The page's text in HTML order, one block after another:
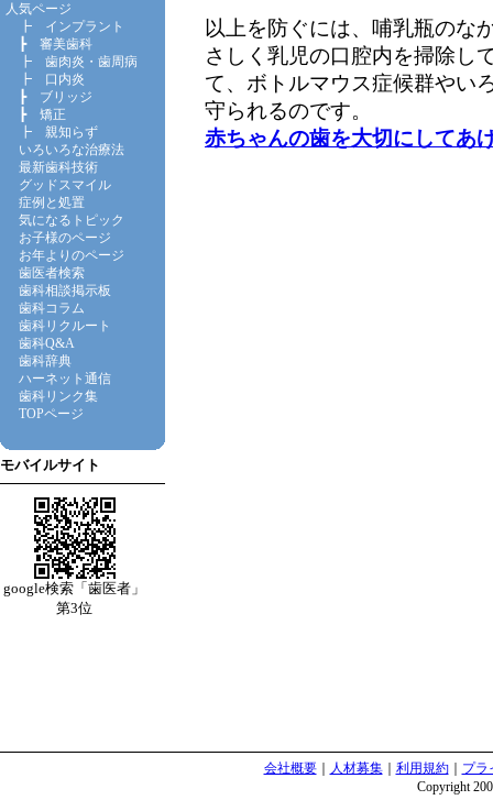
人気ページ
┣ インプラント
┣ 審美歯科
┣ 歯肉炎・歯周病
┣ 口内炎
┣ ブリッジ
┣ 矯正
┣ 親知らず
いろいろな治療法
最新歯科技術
グッドスマイル
症例と処置
気になるトピック
お子様のページ
お年よりのページ
歯医者検索
歯科相談掲示板
歯科コラム
歯科リクルート
歯科Q&A
歯科辞典
ハーネット通信
歯科リンク集
TOPページ
モバイルサイト
google検索「歯医者」
第3位
以上を防ぐには、哺乳瓶のな
さしく乳児の口腔内を掃除し
て、ボトルマウス症候群やい
守られるのです。
赤ちゃんの歯を大切にしてあ
会社概要｜ 人材募集｜ 利用規約｜ プラ
Copyright